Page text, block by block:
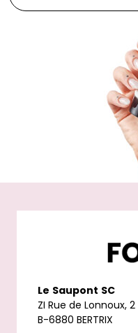
Le Saupont SC
ZI Rue de Lonnoux, 2
B-6880 BERTRIX